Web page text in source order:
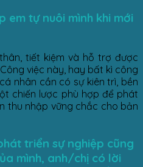
em tự nuôi mình khi mới
tiết kiệm và hỗ trợ được
việc này, hay bất kì công
nhân cần có sự kiên trì, bền
chiến lược phù hợp để phát
thu nhập vững chắc cho bản
triển sự nghiệp cũng
mình, anh/chị có lời